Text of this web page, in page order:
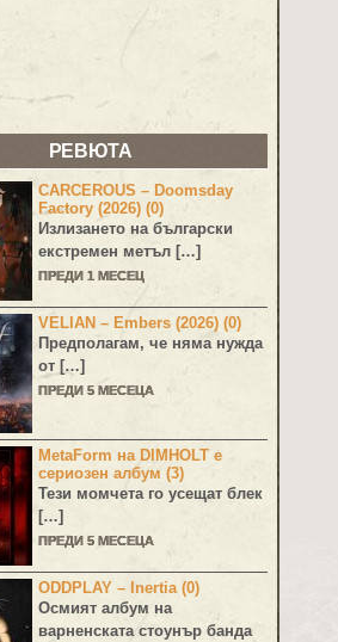
РЕВЮТА
CARCEROUS – Doomsday
Factory (2026) (0)
Излизането на български
екстремен метъл […]
ПРЕДИ 1 МЕСЕЦ
VELIAN – Embers (2026) (0)
Предполагам, че няма нужда
от […]
ПРЕДИ 5 МЕСЕЦА
MetaForm на DIMHOLT е
сериозен албум (3)
Тези момчета го усещат блек
[…]
ПРЕДИ 5 МЕСЕЦА
ODDPLAY – Inertia (0)
Осмият албум на
варненската стоунър банда